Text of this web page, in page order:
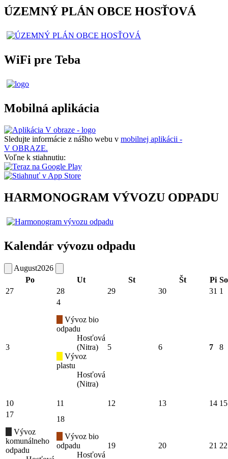
ÚZEMNÝ PLÁN OBCE HOSŤOVÁ
WiFi pre Teba
Mobilná aplikácia
Sledujte informácie z nášho webu v mobilnej aplikácii -
V OBRAZE.
Voľne k stiahnutiu:
HARMONOGRAM VÝVOZU ODPADU
Kalendár vývozu odpadu
August2026
Po
Ut St Št Pi So
27
28 29 30 31 1
3
4
Vývoz bio
odpadu
Hosťová
(Nitra)
Vývoz
plastu
Hosťová
(Nitra)
5 6 7 8
10 11 12 13 14 15
17
Vývoz
komunálneho
odpadu
18
Vývoz bio
odpadu
Hosťová
19 20 21 22